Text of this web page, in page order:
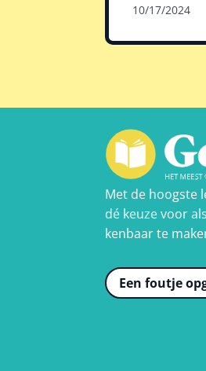
10/17/2024
Met de hoogste
dé keuze voor
kenbaar te
Een foutje